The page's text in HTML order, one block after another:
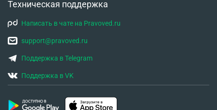
Техническая поддержка
Написать в чате на Pravoved.ru
support@pravoved.ru
Поддержка в Telegram
Поддержка в VK